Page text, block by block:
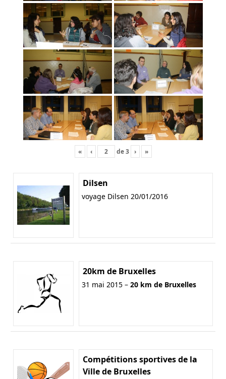
« ‹ de3 › »
Dilsen
voyage Dilsen 20/01/2016
20km de Bruxelles
31 mai 2015 – 20 km de Bruxelles
Compétitions sportives de la
Ville de Bruxelles